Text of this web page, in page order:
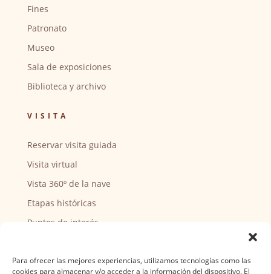
Para ofrecer las mejores experiencias, utilizamos tecnologías como las
cookies para almacenar y/o acceder a la información del dispositivo. El
Fines
Patronato
Museo
Sala de exposiciones
Biblioteca y archivo
VISITA
Reservar visita guiada
Visita virtual
Vista 360º de la nave
Etapas históricas
Puntos de interés